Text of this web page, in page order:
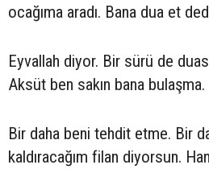
ocağıma aradı. Bana dua et
Eyvallah diyor. Bir sürü de
Aksüt ben sakın bana bulaşma.
Bir daha beni tehdit etme. Bir
kaldıracağım filan diyorsun.